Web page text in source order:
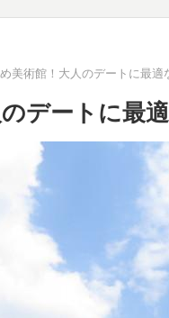
美術館！大人のデートに最適
デートに最